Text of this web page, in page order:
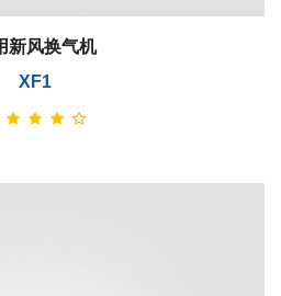
新风换气机
XF1